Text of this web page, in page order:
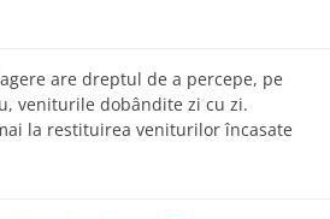
are dreptul de a percepe, pe
veniturile dobândite zi cu zi.
la restituirea veniturilor încasate